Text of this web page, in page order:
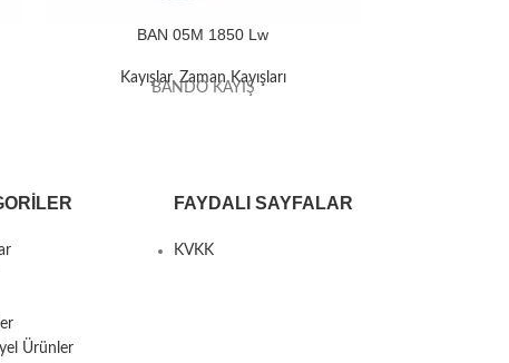
BAN 05M 1850 Lw
Kayışlar, Zaman Kayışları
BANDO KAYIŞ
Ürünler
FAYDALI SAYFALAR
KVKK